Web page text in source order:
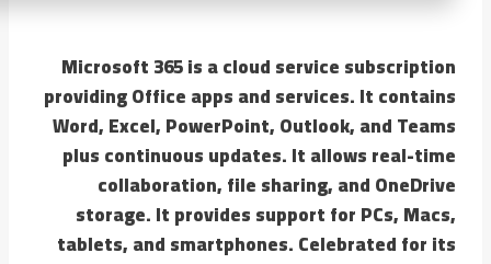
Microsoft 365 is a cloud service subscription
providing Office apps and services. It contains
Word, Excel, PowerPoint, Outlook, and Teams
plus continuous updates. It allows real-time
collaboration, file sharing, and OneDrive
storage. It provides support for PCs, Macs,
tablets, and smartphones. Celebrated for its